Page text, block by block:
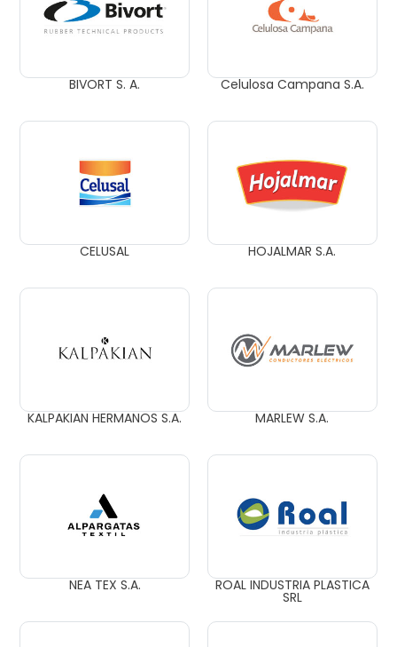
BIVORT S. A. Celulosa Campana S.A.
CELUSAL HOJALMAR S.A.
KALPAKIAN HERMANOS S.A. MARLEW S.A.
NEA TEX S.A. ROAL INDUSTRIA PLASTICA
SRL